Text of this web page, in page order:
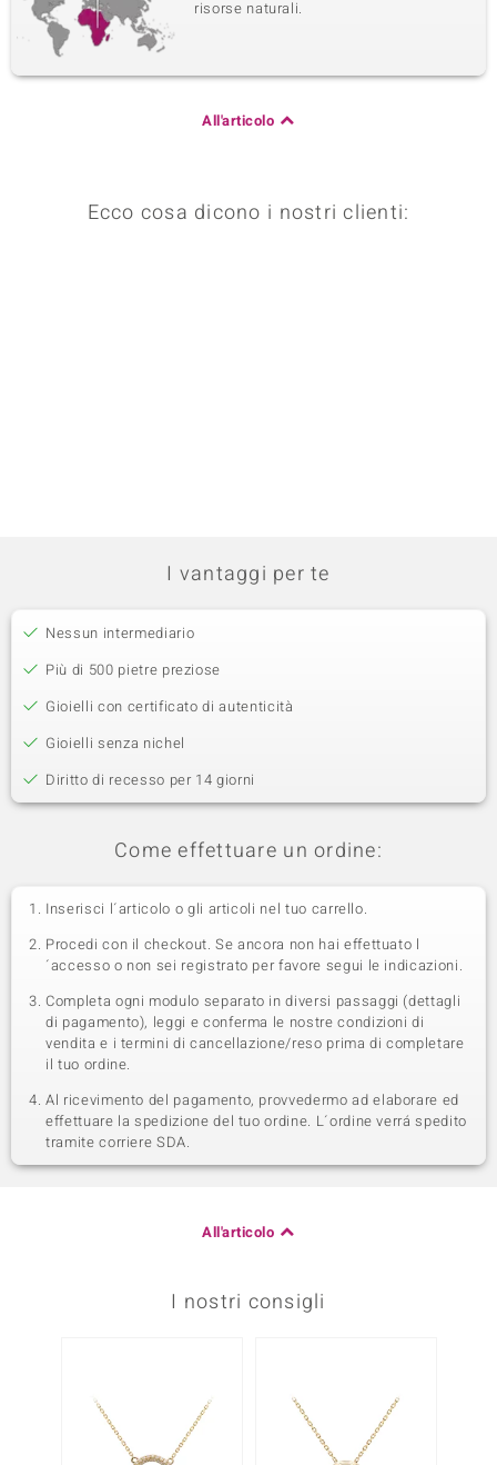
risorse naturali.
All'articolo
Ecco cosa dicono i nostri clienti:
I vantaggi per te
Nessun intermediario
Più di 500 pietre preziose
Gioielli con certificato di autenticità
Gioielli senza nichel
Diritto di recesso per 14 giorni
Come effettuare un ordine:
Inserisci l´articolo o gli articoli nel tuo carrello.
Procedi con il checkout. Se ancora non hai effettuato l
´accesso o non sei registrato per favore segui le indicazioni.
Completa ogni modulo separato in diversi passaggi (dettagli
di pagamento), leggi e conferma le nostre condizioni di
vendita e i termini di cancellazione/reso prima di completare
il tuo ordine.
Al ricevimento del pagamento, provvedermo ad elaborare ed
effettuare la spedizione del tuo ordine. L´ordine verrá spedito
tramite corriere SDA.
All'articolo
I nostri consigli